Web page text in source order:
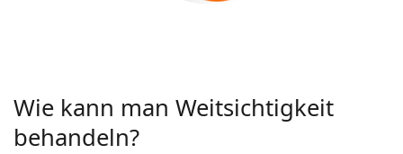
Wie kann man Weitsichtigkeit
behandeln?